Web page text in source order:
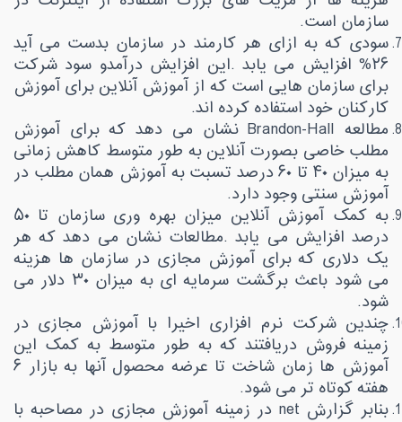
سازمان است.
سودی که به ازای هر کارمند در سازمان بدست می آید
۲۶% افزایش می یابد
.این افزایش درآمدو سود شرکت
برای سازمان هایی است که از آموزش آنلاین برای آموزش
کارکنان خود استفاده کرده اند.
مطالعهBrandon-Hallنشان می دهد که برای آموزش
مطلب خاصی بصورت آنلاین به طور متوسط کاهش زمانی
به میزان ۴۰ تا ۶۰ درصد تسبت به آموزش همان مطلب در
آموزش سنتی وجود دارد.
به کمک آموزش آنلاین میزان بهره وری سازمان تا ۵۰
درصد افزایش می یابد.مطالعات نشان می دهد که هر
یک دلاری که برای آموزش مجازی در سازمان ها هزینه
می شود باعث برگشت سرمایه ای به میزان ۳۰ دلار می
شود.
چندین شرکت نرم افزاری اخیرا با آموزش مجازی در
زمینه فروش دریافتند که به طور متوسط به کمک این
آموزش ها زمان شاخت تا عرضه محصول آنها به بازار ۶
هفته کوتاه تر می شود.
بنابر گزارش net در زمینه آموزش مجازی در مصاحبه با